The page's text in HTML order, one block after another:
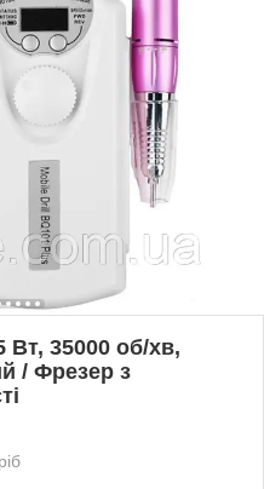
Вт, 35000 об/хв,
/ Фрезер з